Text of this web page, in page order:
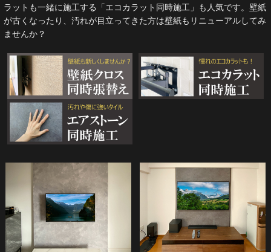
ラットも一緒に施工する「エコカラット同時施工」も人気です。壁紙
が古くなったり、汚れが目立ってきた方は壁紙もリニューアルしてみ
ませんか？